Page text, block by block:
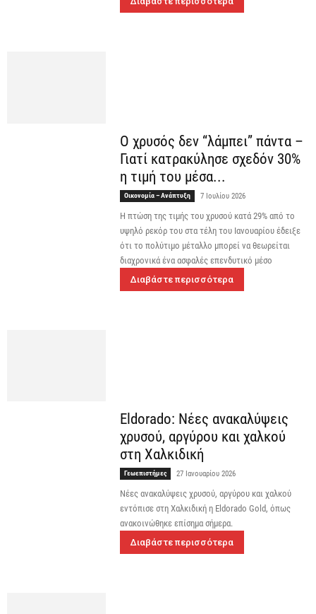
Ο χρυσός δεν “λάμπει” πάντα –
Γιατί κατρακύλησε σχεδόν 30%
η τιμή του μέσα...
Οικονομία – Ανάπτυξη 7 Ιουλίου 2026
Η πτώση της τιμής του χρυσού κατά 29% από το
υψηλό ρεκόρ του στα τέλη του Ιανουαρίου έδειξε
ότι το πολύτιμο μέταλλο μπορεί να θεωρείται
διαχρονικά ένα ασφαλές επενδυτικό μέσο
Διαβάστε περισσότερα
Eldorado: Νέες ανακαλύψεις
χρυσού, αργύρου και χαλκού
στη Χαλκιδική
Γεωεπιστήμες 27 Ιανουαρίου 2026
Νέες ανακαλύψεις χρυσού, αργύρου και χαλκού
εντόπισε στη Χαλκιδική η Eldorado Gold, όπως
ανακοινώθηκε επίσημα σήμερα.
Διαβάστε περισσότερα